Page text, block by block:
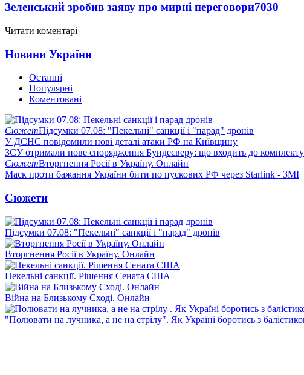
Зеленський зробив заяву про мирні переговори7030
Читати коментарі
Новини України
Останні
Популярні
Коментовані
СюжетПідсумки 07.08: "Пекельні" санкції і "парад" дронів
У ДСНС повідомили нові деталі атаки РФ на Київщину
ЗСУ отримали нове спорядження Бундесверу: що входить до комплекту
СюжетВторгнення Росії в Україну. Онлайн
Маск проти бажання України бити по пускових РФ через Starlink - ЗМІ
Сюжети
Підсумки 07.08: "Пекельні" санкції і "парад" дронів
Вторгнення Росії в Україну. Онлайн
Пекельні санкції. Рішення Сената США
Війна на Близькому Сході. Онлайн
"Полювати на лучника, а не на стрілу". Як Україні боротись з